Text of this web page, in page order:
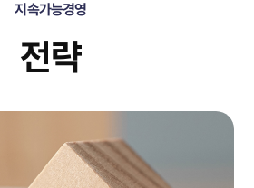
지속가능경영
전략